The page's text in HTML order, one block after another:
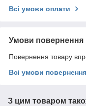
Всі умови оплати
Умови повернення
Повернення товару
Всі умови повернення
З цим товаром